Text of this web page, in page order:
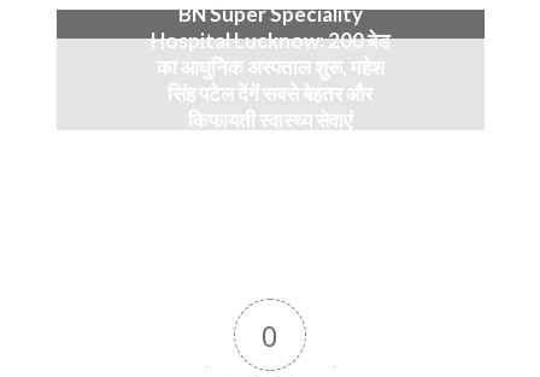
BN Super Speciality
Hospital Lucknow: 200 बेड
का आधुनिक अस्पताल शुरू, महेश
सिंह पटेल देंगें सबसे बेहतर और
किफायती स्वास्थ्य सेवाएं
0